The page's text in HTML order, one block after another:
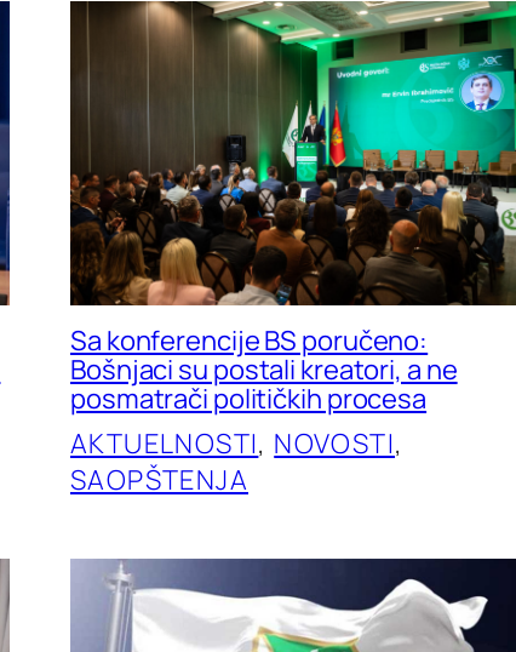
Sa konferencije BS poručeno:
Bošnjaci su postali kreatori, a ne
posmatrači političkih procesa
AKTUELNOSTI, NOVOSTI
SAOPŠTENJA